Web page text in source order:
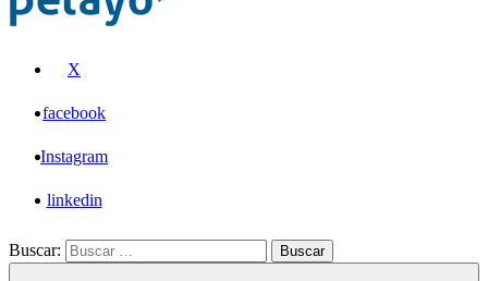
X
facebook
Instagram
linkedin
Buscar: Buscar